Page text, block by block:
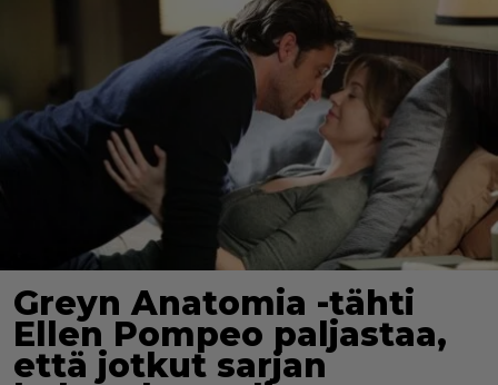
Greyn Anatomia -tähti
Ellen Pompeo paljastaa,
että jotkut sarjan